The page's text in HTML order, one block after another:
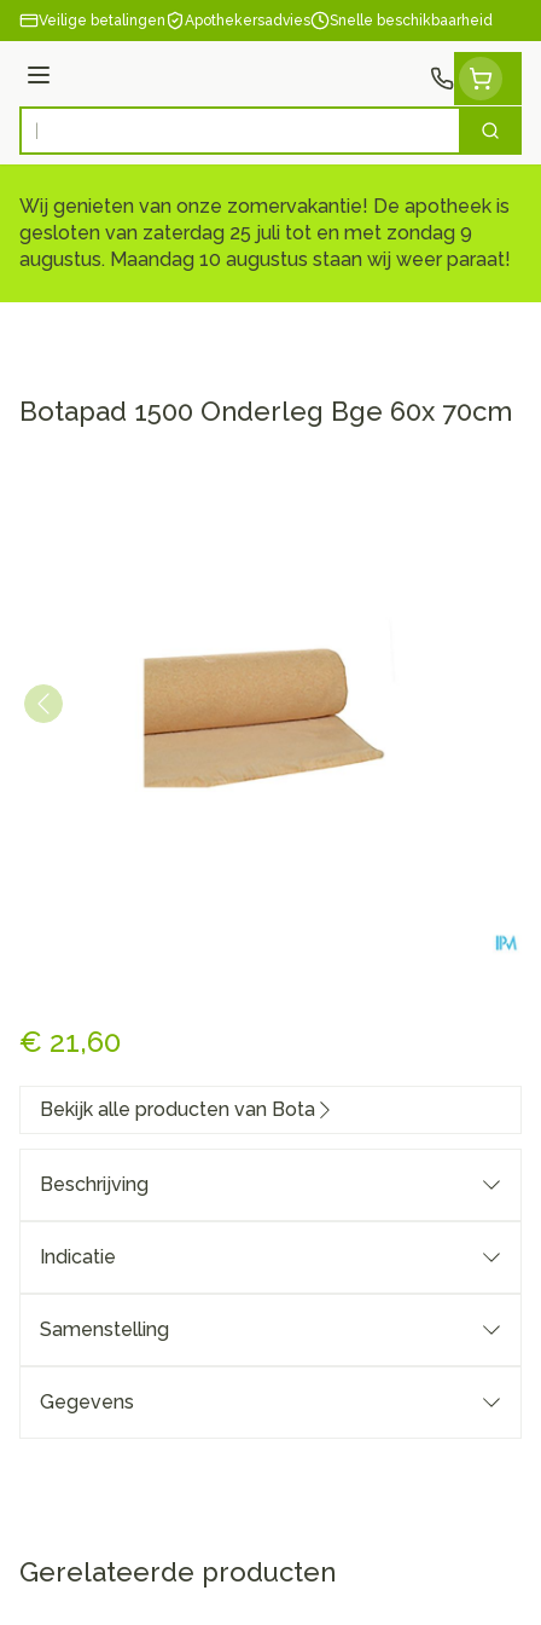
Ga naar de inhoud
Veilige betalingen Apothekersadvies Snelle beschikbaarheid
Menu
Product, merk, categorie... Zoek
Wij genieten van onze zomervakantie! De apotheek is
gesloten van zaterdag 25 juli tot en met zondag 9
augustus. Maandag 10 augustus staan wij weer paraat!
Botapad 1500 Onderleg Bge 60x 70cm
€ 21,60
Bekijk alle producten van Bota
Beschrijving
Indicatie
Samenstelling
Gegevens
Gerelateerde producten